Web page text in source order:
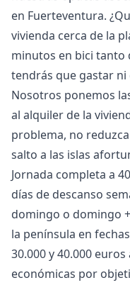
en Fuerteventura.
vivienda cerca de la
minutos en bici tanto
tendrás que gastar
Nosotros ponemos
al alquiler de la
problema, no
salto a las islas
Jornada completa a
días de descanso
domingo o domingo
la península en
30.000 y 40.000
económicas por